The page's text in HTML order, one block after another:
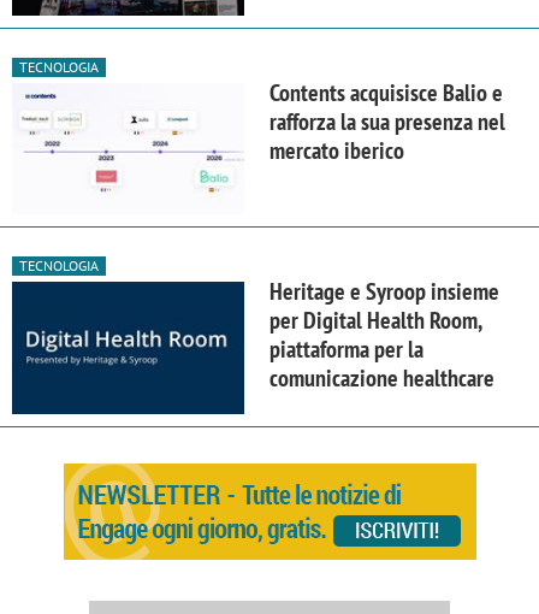
TECNOLOGIA
Contents acquisisce Balio e
rafforza la sua presenza nel
mercato iberico
TECNOLOGIA
Heritage e Syroop insieme
per Digital Health Room,
piattaforma per la
comunicazione healthcare